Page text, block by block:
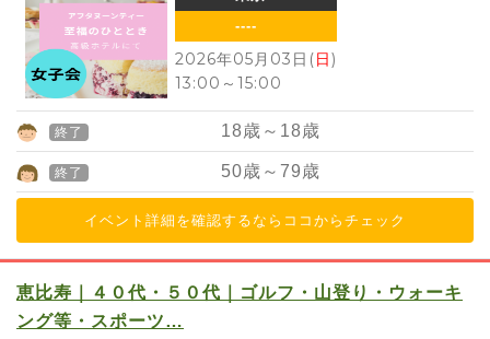
----
2026年05月03日(日)
13:00 ～ 15:00
終了 18歳～ 18歳
終了 50歳～79歳
イベント詳細を確認するならココからチェック
恵比寿｜４０代・５０代｜ゴルフ・山登り・ウォーキ
ング等・スポーツ…